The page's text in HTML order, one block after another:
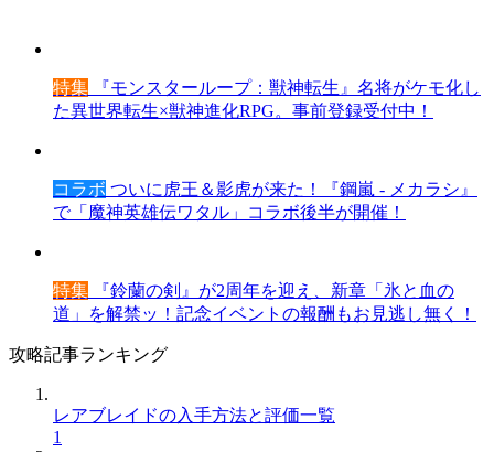
特集 『モンスターループ：獣神転生』名将がケモ化し
た異世界転生×獣神進化RPG。事前登録受付中！
コラボ ついに虎王＆影虎が来た！『鋼嵐 - メカラシ』
で「魔神英雄伝ワタル」コラボ後半が開催！
特集 『鈴蘭の剣』が2周年を迎え、新章「氷と血の
道」を解禁ッ！記念イベントの報酬もお見逃し無く！
攻略記事ランキング
レアブレイドの入手方法と評価一覧
1